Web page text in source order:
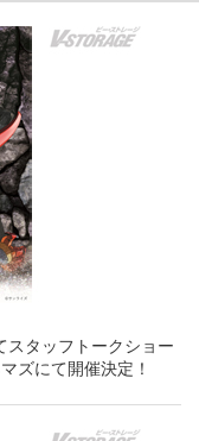
スタッフトークショー
ズにて開催決定！